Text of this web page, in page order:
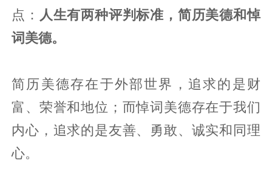
点： 人生有两种评判标准，简历美德和悼
词美德。
简历美德存在于外部世界，追求的是财
富、荣誉和地位；而悼词美德存在于我们
内心，追求的是友善、勇敢、诚实和同理
心。